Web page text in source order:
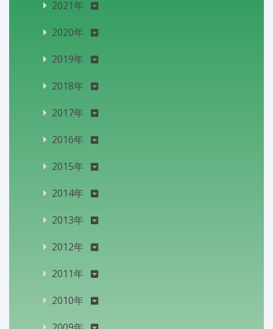
2021年
2020年
2019年
2018年
2017年
2016年
2015年
2014年
2013年
2012年
2011年
2010年